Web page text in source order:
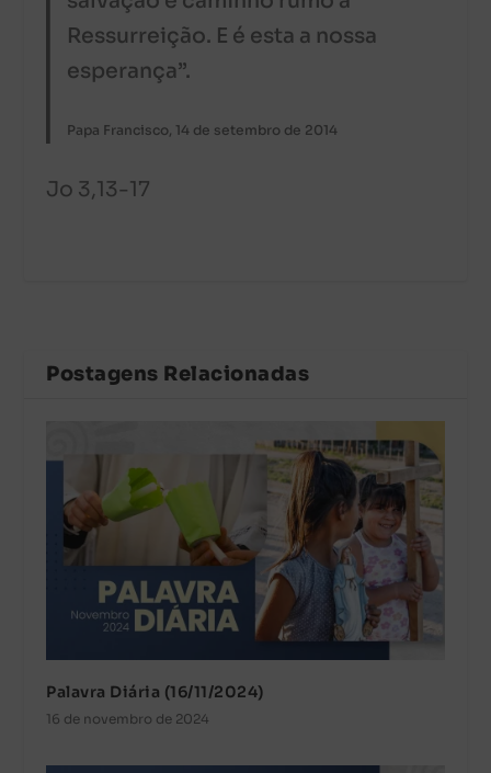
Ressurreição. E é esta a nossa
esperança”.
Papa Francisco, 14 de setembro de 2014
Jo 3,13-17
Postagens Relacionadas
Palavra Diária (16/11/2024)
16 de novembro de 2024